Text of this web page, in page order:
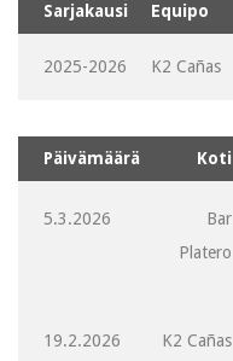
Sarjakausi Equipo
2025-2026 K2 Cañas
Päivämäärä Koti
5.3.2026
Bar
Platero
19.2.2026 K2 Cañas